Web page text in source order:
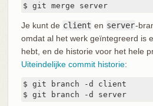
$ git merge server
Je kunt de client en server-
omdat al het werk geïntegreerd is
hebt, en de historie voor het hele
Uiteindelijke commit historie:
$ git branch -d client
$ git branch -d server